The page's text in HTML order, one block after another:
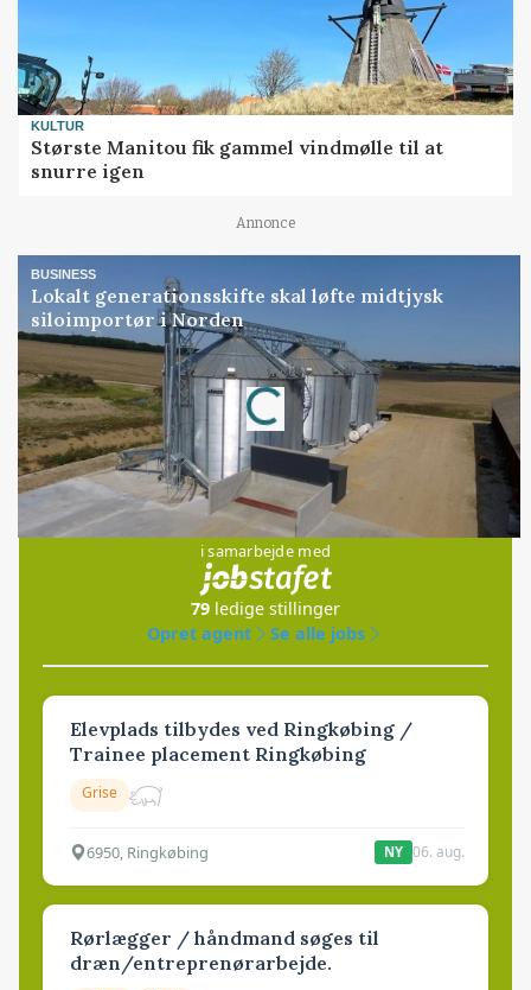
KULTUR
Største Manitou fik gammel vindmølle til at
snurre igen
Annonce
BUSINESS
Lokalt generationsskifte skal løfte midtjysk
siloimportør i Norden
Annonce
Loading...
Jobs
i samarbejde med
79 ledige stillinger
Opret agent
Se alle jobs
Elevplads tilbydes ved Ringkøbing /
Trainee placement Ringkøbing
Grise
6950, Ringkøbing NY 06. aug.
Rørlægger / håndmand søges til
dræn/entreprenørarbejde.